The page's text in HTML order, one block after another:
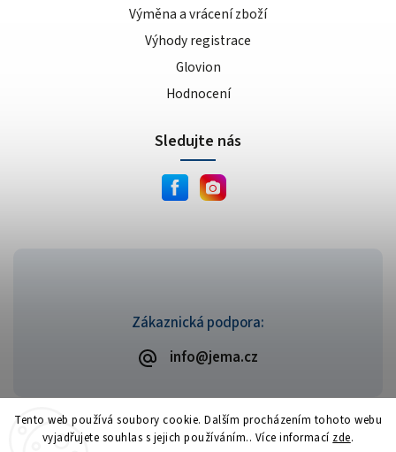
Tento web používá soubory cookie. Dalším procházením tohoto webu
vyjadřujete souhlas s jejich používáním.. Více informací zde.
Zákaznická podpora:
info@jema.cz
Výměna a vrácení zboží
Výhody registrace
Glovion
Hodnocení
Sledujte nás
Copyright 2026JEMA.cz. Všechna práva vyhrazena.